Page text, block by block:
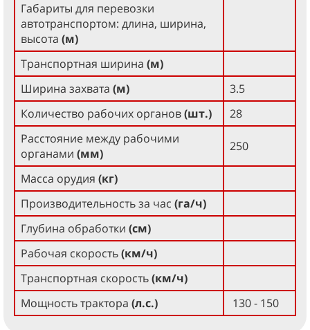
Габариты для перевозки
автотранспортом: длина, ширина,
высота (м)
Транспортная ширина (м)
Ширина захвата (м)
3.5
Количество рабочих органов(шт.)
28
Расстояние между рабочими
органами (мм) 250
Масса орудия (кг)
Производительность за час (га/ч)
Глубина обработки (см)
Рабочая скорость(км/ч)
Транспортная скорость(км/ч)
Мощность трактора (л.с.) 130 - 150